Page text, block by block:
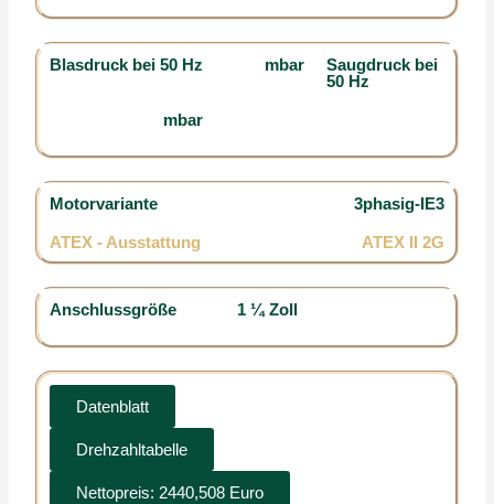
Blasdruck bei 50 Hz mbar
Saugdruck bei
50 Hz
mbar
Motorvariante 3phasig-IE3
ATEX - Ausstattung ATEX II 2G
Anschlussgröße 1 ¼ Zoll
Datenblatt
Drehzahltabelle
Nettopreis: 2440,508 Euro